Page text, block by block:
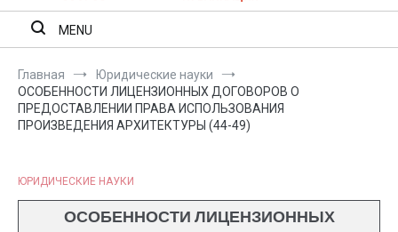
MENU
Главная
Юридические науки
ОСОБЕННОСТИ ЛИЦЕНЗИОННЫХ ДОГОВОРОВ О
ПРЕДОСТАВЛЕНИИ ПРАВА ИСПОЛЬЗОВАНИЯ
ПРОИЗВЕДЕНИЯ АРХИТЕКТУРЫ (44-49)
ЮРИДИЧЕСКИЕ НАУКИ
ОСОБЕННОСТИ ЛИЦЕНЗИОННЫХ